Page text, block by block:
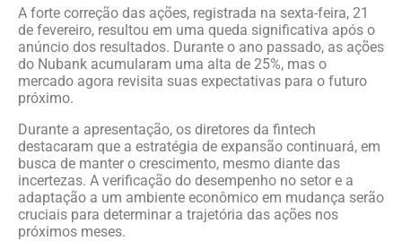
A forte correção das ações, registrada na sexta-feira, 21
de fevereiro, resultou em uma queda significativa após o
anúncio dos resultados. Durante o ano passado, as ações
do Nubank acumularam uma alta de 25%, mas o
mercado agora revisita suas expectativas para o futuro
próximo.
Durante a apresentação, os diretores da fintech
destacaram que a estratégia de expansão continuará, em
busca de manter o crescimento, mesmo diante das
incertezas. A verificação do desempenho no setor e a
adaptação a um ambiente econômico em mudança serão
cruciais para determinar a trajetória das ações nos
próximos meses.